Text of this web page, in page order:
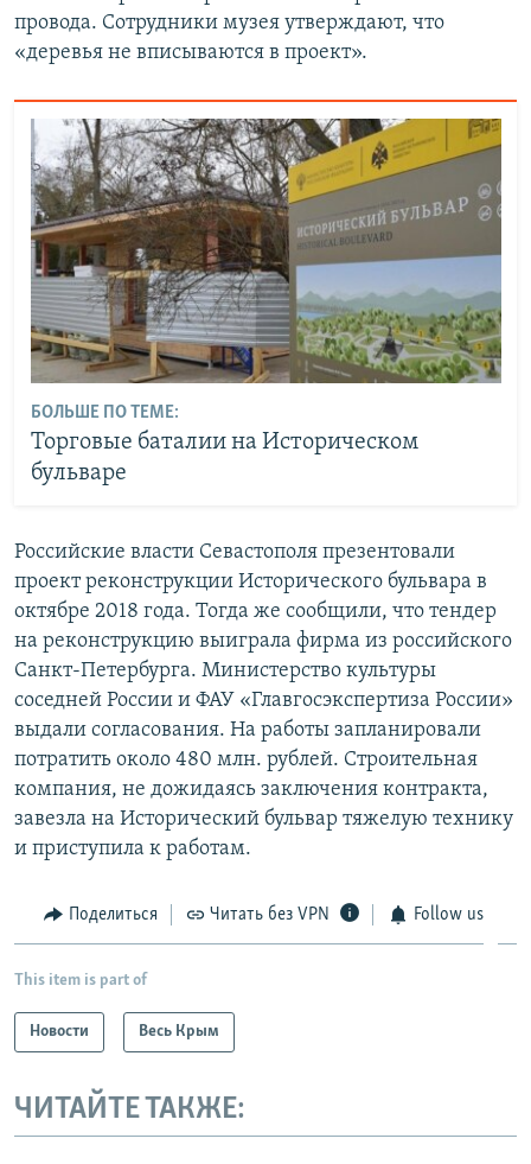
провода. Сотрудники музея утверждают, что
«деревья не вписываются в проект».
БОЛЬШЕ ПО ТЕМЕ:
Торговые баталии на Историческом
бульваре
Российские власти Севастополя презентовали
проект реконструкции Исторического бульвара в
октябре 2018 года. Тогда же сообщили, что тендер
на реконструкцию выиграла фирма из российского
Санкт-Петербурга. Министерство культуры
соседней России и ФАУ «Главгосэкспертиза России»
выдали согласования. На работы запланировали
потратить около 480 млн. рублей. Строительная
компания, не дожидаясь заключения контракта,
завезла на Исторический бульвар тяжелую технику
и приступила к работам.
Поделиться Читать без VPN Follow us
This item is part of
Новости Весь Крым
ЧИТАЙТЕ ТАКЖЕ: